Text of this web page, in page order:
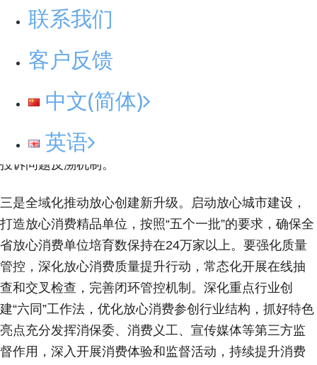
联系我们
客户反馈
中文(简体)
英语
线”（“消费宝”），加快实现“浙消保”平台全量处置涉及市
作实际的运行机制。强化预警分析，做强“放心消费指
管。运用数字化平台工具开展投诉举报数据分析，建立
投诉问题反溯机制。
三是全域化推动放心创建新升级。启动放心城市建设，
打造放心消费精品单位，按照“五个一批”的要求，确保全
省放心消费单位培育数保持在24万家以上。要强化质量
管控，深化放心消费质量提升行动，常态化开展在线抽
查和交叉检查，完善闭环管控机制。深化重点行业创
建“六同”工作法，优化放心消费参创行业结构，抓好特色
亮点充分发挥消保委、消费义工、宣传媒体等第三方监
督作用，深入开展消费体验和监督活动，持续提升消费